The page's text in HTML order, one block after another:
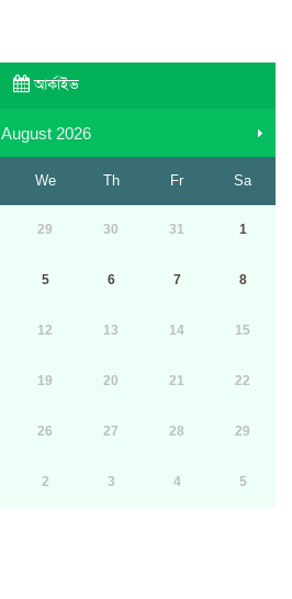
আর্কাইভ
August 2026
We Th Fr Sa
29 30 31 1
5 6 7 8
12 13 14 15
19 20 21 22
26 27 28 29
2 3 4 5